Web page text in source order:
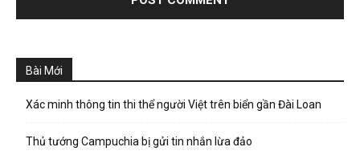
Bài Mới
Xác minh thông tin thi thể người Việt trên biển gần Đài Loan
Thủ tướng Campuchia bị gửi tin nhắn lừa đảo